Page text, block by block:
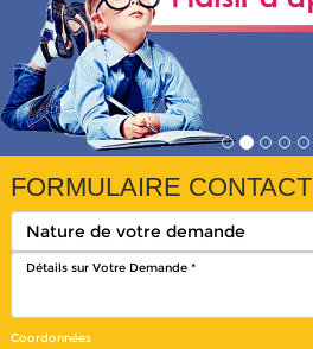
FORMULAIRE CONTACT
Nature de votre demande
Coordonnées